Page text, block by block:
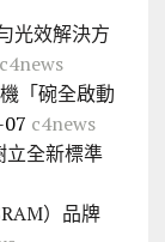
光效解決方
c4news
「碗全啟動
c4news
立全新標準
）品牌